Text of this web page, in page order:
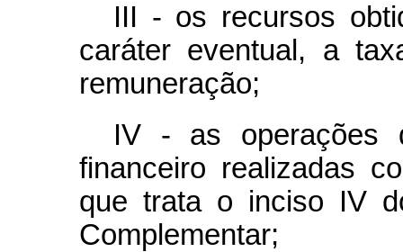
III - os recursos
caráter eventual, a
remuneração;
IV - as operações
financeiro realizadas
que trata o inciso IV
Complementar;